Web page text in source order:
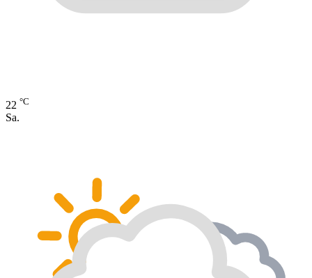
22 °C
Sa.